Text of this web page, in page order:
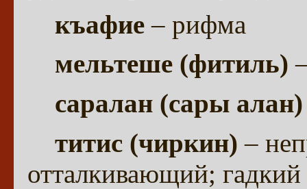
къафие– рифма
мельтеше (фитиль)
саралан (сары
титис (чиркин)–
отталкивающий; гадкий